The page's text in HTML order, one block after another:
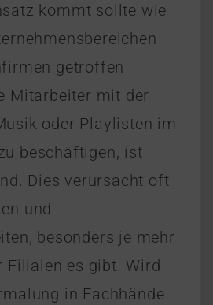
kommt sollte wie
getroffen
Mitarbeiter mit der
oder Playlisten im
beschäftigen, ist
Dies verursacht oft
und
besonders je mehr
Filialen es gibt. Wird
in Fachhände